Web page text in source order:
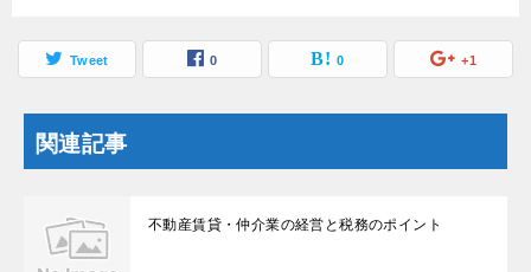
Tweet 0 0 +1
関連記事
不動産賃貸・仲介業の経営と税務のポイント